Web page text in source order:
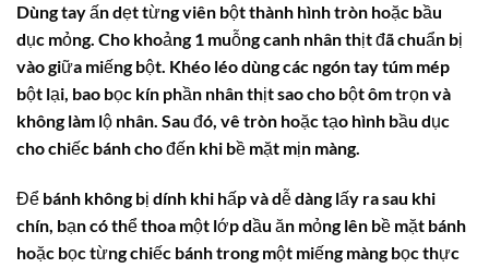
Dùng tay ấn dẹt từng viên bột thành hình tròn hoặc bầu
dục mỏng. Cho khoảng 1 muỗng canh nhân thịt đã chuẩn bị
vào giữa miếng bột. Khéo léo dùng các ngón tay túm mép
bột lại, bao bọc kín phần nhân thịt sao cho bột ôm trọn và
không làm lộ nhân. Sau đó, vê tròn hoặc tạo hình bầu dục
cho chiếc bánh cho đến khi bề mặt mịn màng.
Để bánh không bị dính khi hấp và dễ dàng lấy ra sau khi
chín, bạn có thể thoa một lớp dầu ăn mỏng lên bề mặt bánh
hoặc bọc từng chiếc bánh trong một miếng màng bọc thực